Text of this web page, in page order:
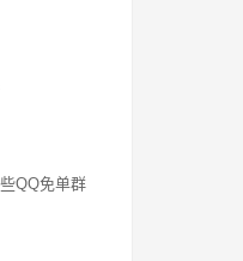
QQ免单群